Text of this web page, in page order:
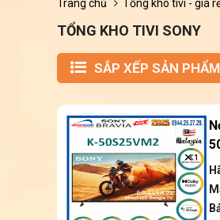
trang chủ tổng kho tivi - giá
TỔNG KHO TIVI SONY
SẮP XẾP SẢN PHẨM